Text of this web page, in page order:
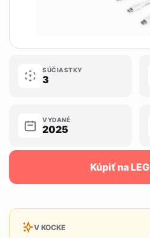
SÚČIASTKY
3
VYDANÉ
2025
Kúpiť na
V KOCKE